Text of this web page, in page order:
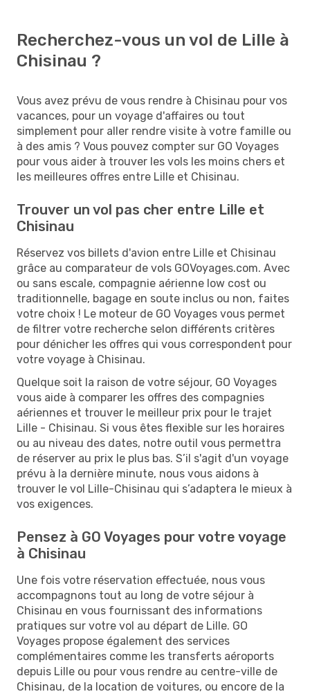
Recherchez-vous un vol de Lille à
Chisinau ?
Vous avez prévu de vous rendre à Chisinau pour vos
vacances, pour un voyage d'affaires ou tout
simplement pour aller rendre visite à votre famille ou
à des amis ? Vous pouvez compter sur GO Voyages
pour vous aider à trouver les vols les moins chers et
les meilleures offres entre Lille et Chisinau.
Trouver un vol pas cher entre Lille et
Chisinau
Réservez vos billets d'avion entre Lille et Chisinau
grâce au comparateur de vols GOVoyages.com. Avec
ou sans escale, compagnie aérienne low cost ou
traditionnelle, bagage en soute inclus ou non, faites
votre choix ! Le moteur de GO Voyages vous permet
de filtrer votre recherche selon différents critères
pour dénicher les offres qui vous correspondent pour
votre voyage à Chisinau.
Quelque soit la raison de votre séjour, GO Voyages
vous aide à comparer les offres des compagnies
aériennes et trouver le meilleur prix pour le trajet
Lille - Chisinau. Si vous êtes flexible sur les horaires
ou au niveau des dates, notre outil vous permettra
de réserver au prix le plus bas. S’il s'agit d'un voyage
prévu à la dernière minute, nous vous aidons à
trouver le vol Lille-Chisinau qui s’adaptera le mieux à
vos exigences.
Pensez à GO Voyages pour votre voyage
à Chisinau
Une fois votre réservation effectuée, nous vous
accompagnons tout au long de votre séjour à
Chisinau en vous fournissant des informations
pratiques sur votre vol au départ de Lille. GO
Voyages propose également des services
complémentaires comme les transferts aéroports
depuis Lille ou pour vous rendre au centre-ville de
Chisinau, de la location de voitures, ou encore de la